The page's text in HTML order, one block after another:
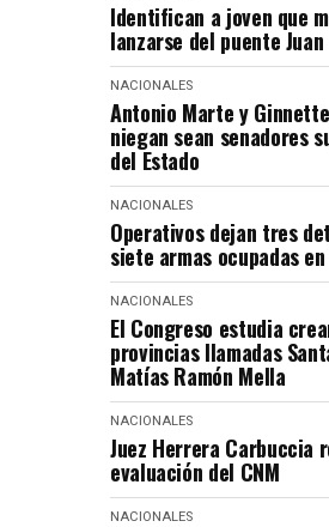
Identifican a joven que
lanzarse del puente
NACIONALES
Antonio Marte y
niegan sean senadores
del Estado
NACIONALES
Operativos dejan tres
siete armas ocupadas
NACIONALES
El Congreso estudia
provincias llamadas
Matías Ramón Mella
NACIONALES
Juez Herrera Carbuccia
evaluación del CNM
NACIONALES